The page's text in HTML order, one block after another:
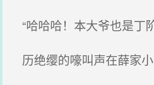
“哈哈哈！本大爷也是丁
历绝缨的嚎叫声在薛家小